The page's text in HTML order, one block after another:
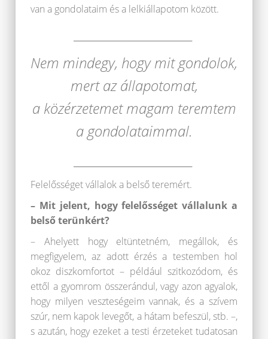
van a gondolataim és a lelkiállapotom között.
Nem mindegy, hogy mit gondolok,
mert az állapotomat,
a közérzetemet magam teremtem
a gondolataimmal.
Felelősséget vállalok a belső teremért.
– Mit jelent, hogy felelősséget vállalunk a
belső terünkért?
– Ahelyett hogy eltüntetném, megállok, és
megfigyelem, az adott érzés a testemben hol
okoz diszkomfortot – például szitkozódom, és
ettől a gyomrom összerándul, vagy azon agyalok,
hogy milyen veszteségeim vannak, és a szívem
szúr, nem kapok levegőt, a hátam befeszül, stb. –,
s azután, hogy ezeket a testi érzeteket tudatosan